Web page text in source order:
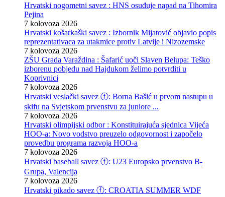
Hrvatski nogometni savez : HNS osuđuje napad na Tihomira
Pejina
7 kolovoza 2026
Hrvatski košarkaški savez : Izbornik Mijatović objavio popis
reprezentativaca za utakmice protiv Latvije i Nizozemske
7 kolovoza 2026
ZŠU Grada Varaždina : Šafarić uoči Slaven Belupa: Teško
izborenu pobjedu nad Hajdukom želimo potvrditi u
Koprivnici
7 kolovoza 2026
Hrvatski veslački savez ⓕ: Borna Bašić u prvom nastupu u
skifu na Svjetskom prvenstvu za juniore ...
7 kolovoza 2026
Hrvatski olimpijski odbor : Konstituirajuća sjednica Vijeća
HOO-a: Novo vodstvo preuzelo odgovornost i započelo
provedbu programa razvoja HOO-a
7 kolovoza 2026
Hrvatski baseball savez ⓕ: U23 Europsko prvenstvo B-
Grupa, Valencija
7 kolovoza 2026
Hrvatski pikado savez ⓕ: CROATIA SUMMER WDF